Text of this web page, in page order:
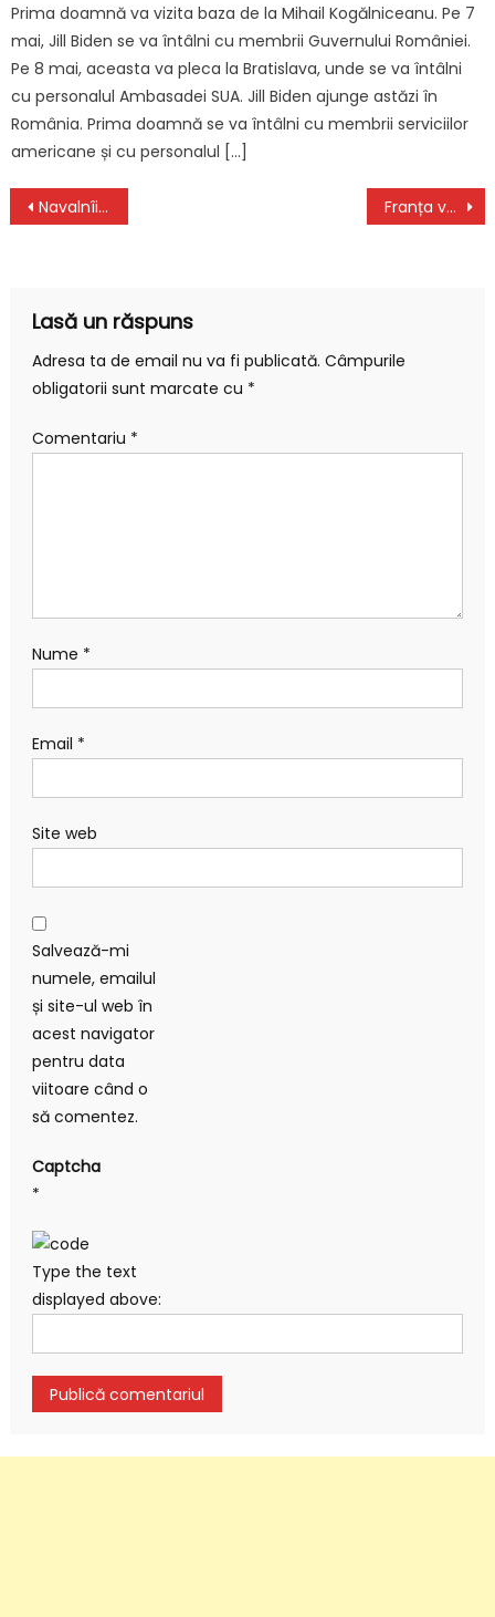
Prima doamnă va vizita baza de la Mihail Kogălniceanu. Pe 7
mai, Jill Biden se va întâlni cu membrii Guvernului României.
Pe 8 mai, aceasta va pleca la Bratislava, unde se va întâlni
cu personalul Ambasadei SUA. Jill Biden ajunge astăzi în
România. Prima doamnă se va întâlni cu membrii serviciilor
americane și cu personalul […]
Navigare
Navalnîi, cel mai mare opozant al lui Putin, este acuzat de activități „extremiste” Franța va vinde fregate Greciei. Macron a semnat cu ”parteneriat strategic” în zona Mării Mediterane
Lasă un răspuns
Adresa ta de email nu va fi publicată. Câmpurile
obligatorii sunt marcate cu *
Comentariu *
Nume *
Email *
Site web
Salvează-mi
numele, emailul
și site-ul web în
acest navigator
pentru data
viitoare când o
să comentez.
Captcha
*
Type the text
displayed above: